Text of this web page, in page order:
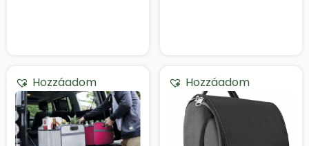
Hozzáadom Hozzáadom